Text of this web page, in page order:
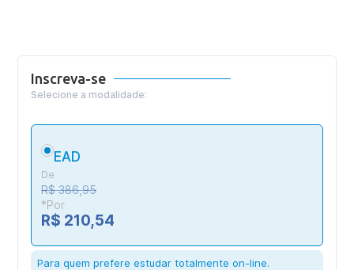
Inscreva-se
Selecione a modalidade:
EAD
De
R$ 386,95
*Por
R$ 210,54
Para quem prefere estudar totalmente on-line.